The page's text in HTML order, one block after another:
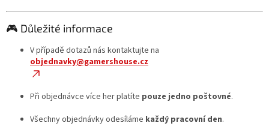
🎮 Důležité informace
V případě dotazů nás kontaktujte na
objednavky@gamershouse.cz
Při objednávce více her platíte pouze jedno poštovné.
Všechny objednávky odesíláme každý pracovní den.